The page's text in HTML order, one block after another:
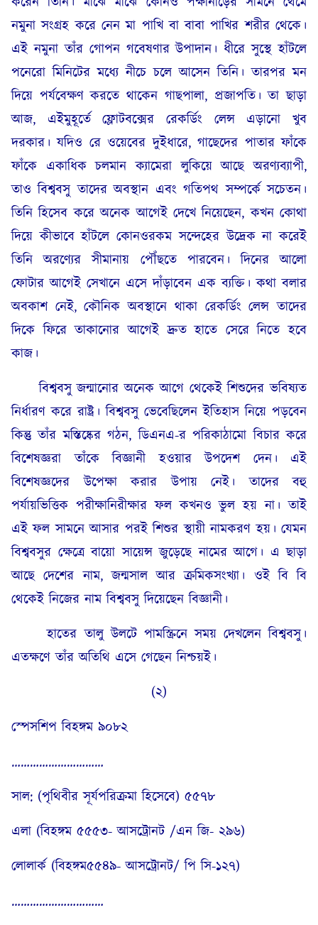
নমুনা সংগ্রহ করে নেন মা পাখি বা বাবা পাখির শরীর থেকে।
এই নমুনা তাঁর গোপন গবেষণার উপাদান। ধীরে সুস্থে হাঁটলে
পনেরো মিনিটের মধ্যে নীচে চলে আসেন তিনি। তারপর মন
দিয়ে পর্যবেক্ষণ করতে থাকেন গাছপালা, প্রজাপতি। তা ছাড়া
আজ, এইমুহূর্তে ফ্লোটবক্সের রেকর্ডিং লেন্স এড়ানো খুব
দরকার। যদিও রে ওয়েবের দুইধারে, গাছেদের পাতার ফাঁকে
ফাঁকে একাধিক চলমান ক্যামেরা লুকিয়ে আছে অরণ্যব্যাপী,
তাও বিশ্ববসু তাদের অবস্থান এবং গতিপথ সম্পর্কে সচেতন।
তিনি হিসেব করে অনেক আগেই দেখে নিয়েছেন, কখন কোথা
দিয়ে কীভাবে হাঁটলে কোনওরকম সন্দেহের উদ্রেক না করেই
তিনি অরণ্যের সীমানায় পৌঁছতে পারবেন। দিনের আলো
ফোটার আগেই সেখানে এসে দাঁড়াবেন এক ব্যক্তি। কথা বলার
অবকাশ নেই, কৌনিক অবস্থানে থাকা রেকর্ডিং লেন্স তাদের
দিকে ফিরে তাকানোর আগেই দ্রুত হাতে সেরে নিতে হবে
কাজ।
বিশ্ববসু জন্মানোর অনেক আগে থেকেই শিশুদের ভবিষ্যত
নির্ধারণ করে রাষ্ট্র। বিশ্ববসু ভেবেছিলেন ইতিহাস নিয়ে পড়বেন
কিন্তু তাঁর মস্তিষ্কের গঠন, ডিএনএ-র পরিকাঠামো বিচার করে
বিশেষজ্ঞরা তাঁকে বিজ্ঞানী হওয়ার উপদেশ দেন। এই
বিশেষজ্ঞদের উপেক্ষা করার উপায় নেই। তাদের বহু
পর্যায়ভিত্তিক পরীক্ষানিরীক্ষার ফল কখনও ভুল হয় না। তাই
এই ফল সামনে আসার পরই শিশুর স্থায়ী নামকরণ হয়। যেমন
বিশ্ববসুর ক্ষেত্রে বায়ো সায়েন্স জুড়েছে নামের আগে। এ ছাড়া
আছে দেশের নাম, জন্মসাল আর ক্রমিকসংখ্যা। ওই বি বি
থেকেই নিজের নাম বিশ্ববসু দিয়েছেন বিজ্ঞানী।
হাতের তালু উলটে পামস্ক্রিনে সময় দেখলেন বিশ্ববসু।
এতক্ষণে তাঁর অতিথি এসে গেছেন নিশ্চয়ই।
(২)
স্পেসশিপ বিহঙ্গম ৯০৮২
…………………………
সাল: (পৃথিবীর সূর্যপরিক্রমা হিসেবে) ৫৫৭৮
এলা (বিহঙ্গম ৫৫৫৩- আসট্রোনট /এন জি- ২৯৬)
লোলার্ক (বিহঙ্গম৫৫৪৯- আসট্রোনট/ পি সি-১২৭)
…………………………